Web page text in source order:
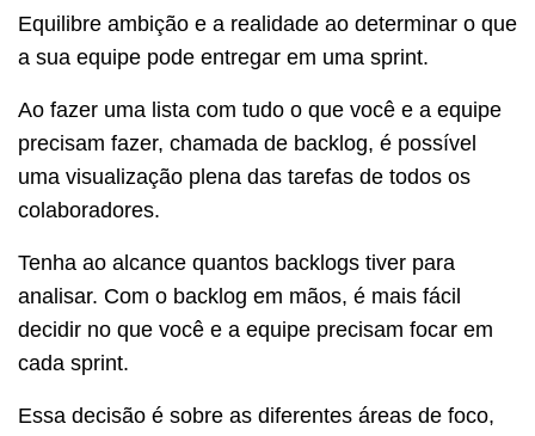
Equilibre ambição e a realidade ao determinar o que
a sua equipe pode entregar em uma sprint.
Ao fazer uma lista com tudo o que você e a equipe
precisam fazer, chamada de backlog, é possível
uma visualização plena das tarefas de todos os
colaboradores.
Tenha ao alcance quantos backlogs tiver para
analisar. Com o backlog em mãos, é mais fácil
decidir no que você e a equipe precisam focar em
cada sprint.
Essa decisão é sobre as diferentes áreas de foco,